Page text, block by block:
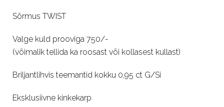
3,595.00€.
2,875.00€.
Sõrmus TWIST
Valge kuld prooviga 750/-
(võimalik tellida ka roosast või kollasest kullast)
Briljantlihvis teemantid kokku 0,95 ct G/Si
Eksklusiivne kinkekarp